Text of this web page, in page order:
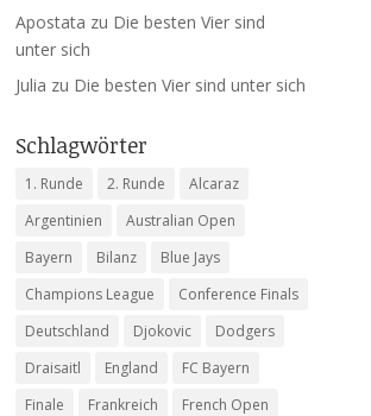
Apostata zu Die besten Vier sind
unter sich
Julia zu Die besten Vier sind unter sich
Schlagwörter
1. Runde 2. Runde
Alcaraz
Argentinien
Australian Open
Bayern
Bilanz
Blue Jays
Champions League
Conference Finals
Deutschland
Djokovic
Dodgers
Draisaitl
England
FC Bayern
Finale
Frankreich
French Open